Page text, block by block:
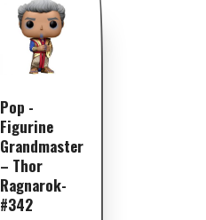
Pop -
Figurine
Grandmaster
– Thor
Ragnarok-
#342